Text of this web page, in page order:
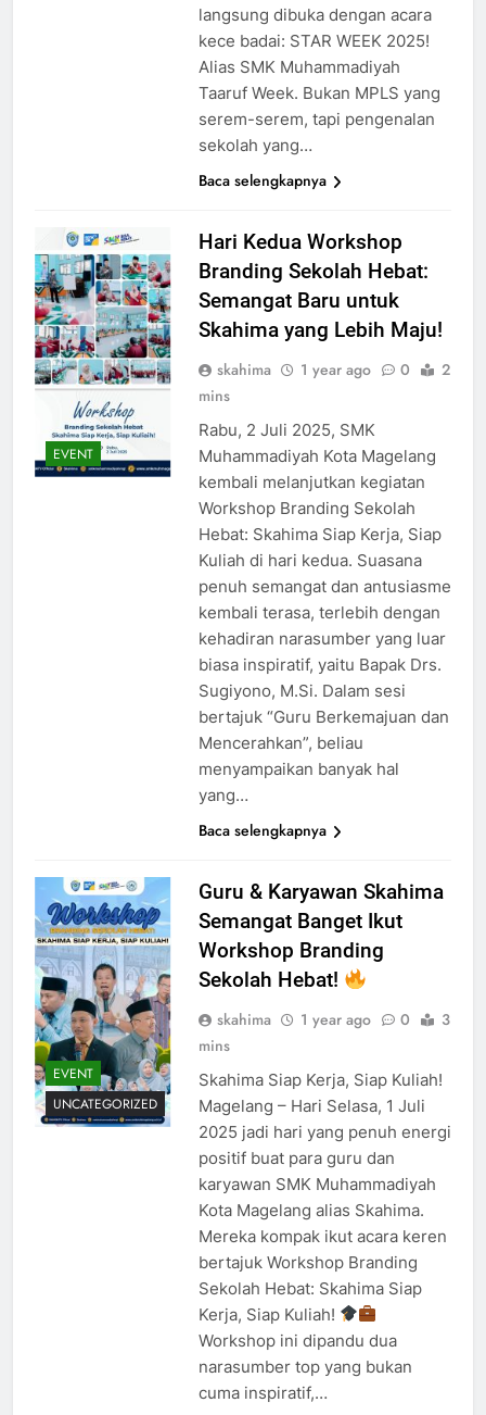
langsung dibuka dengan acara
kece badai: STAR WEEK 2025!
Alias SMK Muhammadiyah
Taaruf Week. Bukan MPLS yang
serem-serem, tapi pengenalan
sekolah yang…
Baca selengkapnya
EVENT
Hari Kedua Workshop
Branding Sekolah Hebat:
Semangat Baru untuk
Skahima yang Lebih Maju!
skahima 1 year ago 0
2
mins
Rabu, 2 Juli 2025, SMK
Muhammadiyah Kota Magelang
kembali melanjutkan kegiatan
Workshop Branding Sekolah
Hebat: Skahima Siap Kerja, Siap
Kuliah di hari kedua. Suasana
penuh semangat dan antusiasme
kembali terasa, terlebih dengan
kehadiran narasumber yang luar
biasa inspiratif, yaitu Bapak Drs.
Sugiyono, M.Si. Dalam sesi
bertajuk “Guru Berkemajuan dan
Mencerahkan”, beliau
menyampaikan banyak hal
yang…
Baca selengkapnya
EVENT
UNCATEGORIZED
Guru & Karyawan Skahima
Semangat Banget Ikut
Workshop Branding
Sekolah Hebat!
skahima 1 year ago 0
3
mins
Skahima Siap Kerja, Siap Kuliah!
Magelang – Hari Selasa, 1 Juli
2025 jadi hari yang penuh energi
positif buat para guru dan
karyawan SMK Muhammadiyah
Kota Magelang alias Skahima.
Mereka kompak ikut acara keren
bertajuk Workshop Branding
Sekolah Hebat: Skahima Siap
Kerja, Siap Kuliah!
Workshop ini dipandu dua
narasumber top yang bukan
cuma inspiratif,…